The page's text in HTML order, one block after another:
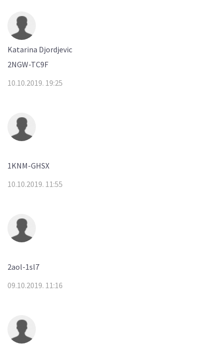
Katarina Djordjevic
2NGW-TC9F
10.10.2019. 19:25
1KNM-GHSX
10.10.2019. 11:55
2aol-1sl7
09.10.2019. 11:16